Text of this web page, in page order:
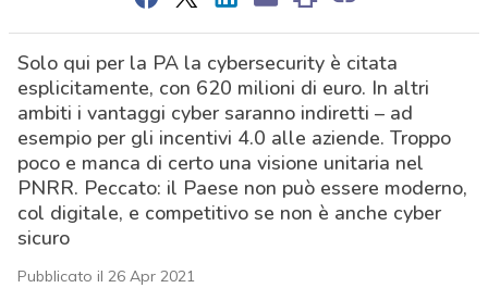
Solo qui per la PA la cybersecurity è citata
esplicitamente, con 620 milioni di euro. In altri
ambiti i vantaggi cyber saranno indiretti – ad
esempio per gli incentivi 4.0 alle aziende. Troppo
poco e manca di certo una visione unitaria nel
PNRR. Peccato: il Paese non può essere moderno,
col digitale, e competitivo se non è anche cyber
sicuro
Pubblicato il 26 Apr 2021